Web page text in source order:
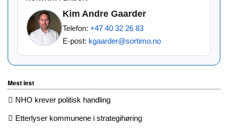
Kim Andre Gaarder
Telefon: +47 40 32 26 83
E-post: kgaarder@sortimo.no
Mest lest
NHO krever politisk handling
Etterlyser kommunene i strategihøring